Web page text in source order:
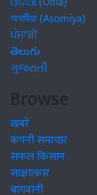
অসমীয়া (Asomiya)
ਪੰਜਾਬੀ
తెలుగు
ગુજરાતી
Browse
खबरें
कंपनी समाचार
सफल किसान
साक्षात्कार
बागवानी